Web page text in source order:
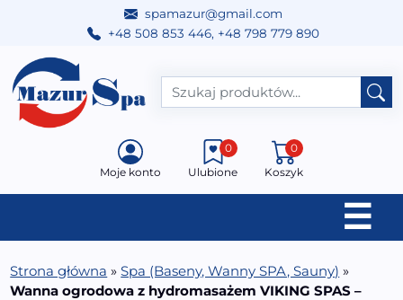
spamazur@gmail.com
+48 508 853 446, +48 798 779 890
Przejdź do treści
Main Navigation
Moje konto Ulubione
0
Koszyk
0
☰
Strona główna »Spa (Baseny, Wanny SPA, Sauny) »
Wanna ogrodowa z hydromasażem VIKING SPAS –